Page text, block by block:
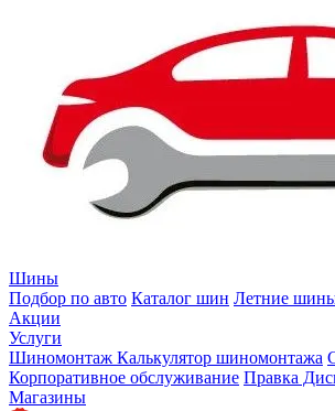
Шины
Подбор по авто Каталог шин Летние
Акции
Услуги
Шиномонтаж Калькулятор шиномонтажа
Корпоративное обслуживание Правка
Магазины